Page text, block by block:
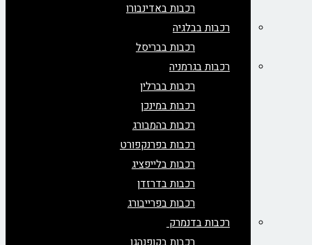
רכבות באדינבורו
רכבות בבלגיה
רכבות בבריסל
רכבות בגרמניה
רכבות בברלין
רכבות במינכן
רכבות בהמבורג
רכבות בפרנקפורט
רכבות בלייפציג
רכבות בדרזדן
רכבות בפרייבורג
רכבות בדנמרק